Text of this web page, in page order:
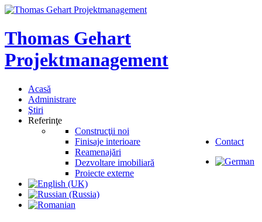
Thomas Gehart
Projektmanagement
Acasă
Administrare
Ştiri
Referinţe
Construcţii noi
Finisaje interioare
Reamenajări
Dezvoltare imobiliară
Proiecte externe
Contact